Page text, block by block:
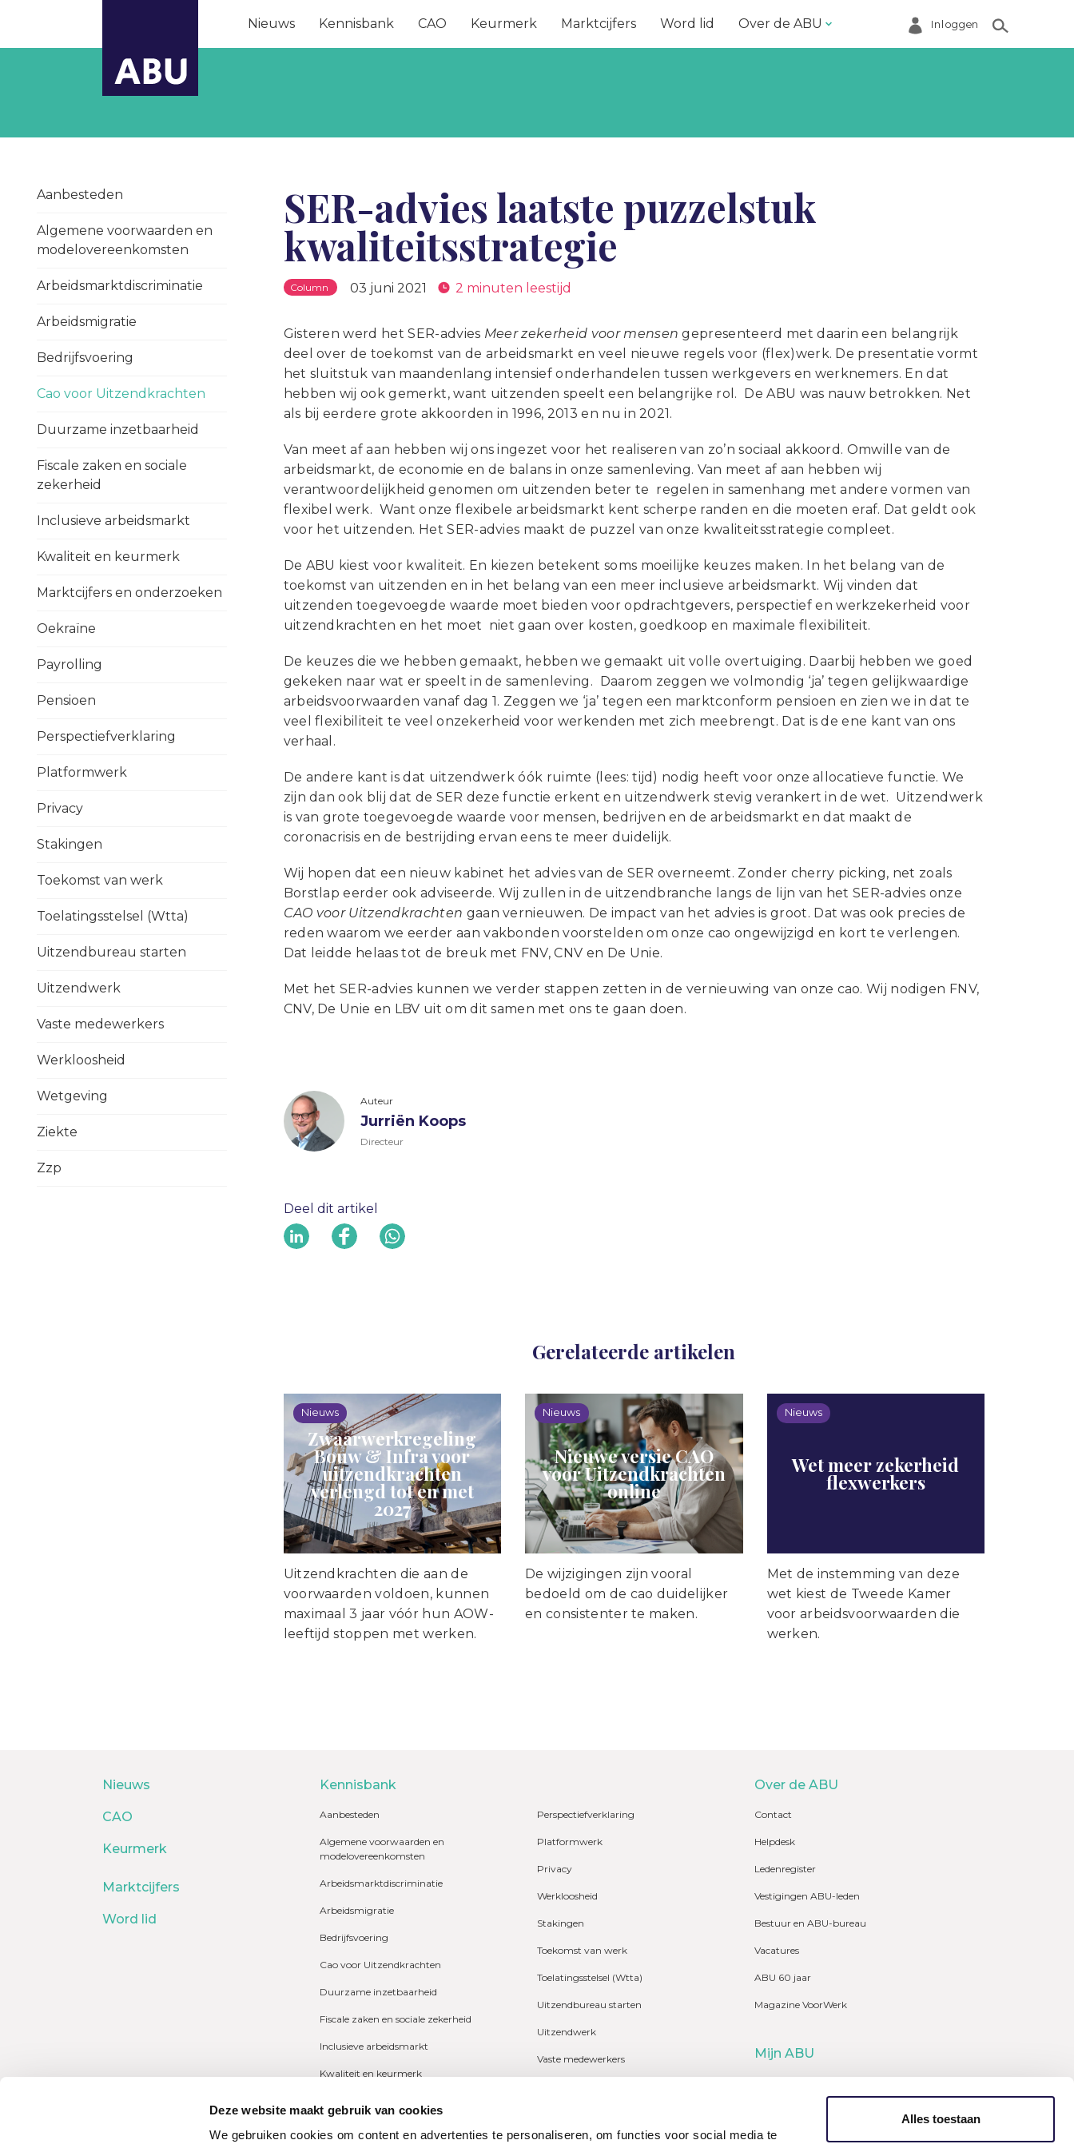
Deze website maakt gebruik van cookies
We gebruiken cookies om content en advertenties te personaliseren, om functies voor social media te
Alles toestaan
Nieuws Kennisbank CAO Keurmerk Marktcijfers Word lid Over de ABU
Helpdesk
Ledenregister
Over de ABU
Statuten en reglementen
Vacatures
Webshop
Inloggen
Aanbesteden
Algemene voorwaarden en
modelovereenkomsten
Arbeidsmarktdiscriminatie
Arbeidsmigratie
Bedrijfsvoering
Cao voor Uitzendkrachten
Duurzame inzetbaarheid
Fiscale zaken en sociale
zekerheid
Inclusieve arbeidsmarkt
Kwaliteit en keurmerk
Marktcijfers en onderzoeken
Oekraïne
Payrolling
Pensioen
Perspectiefverklaring
Platformwerk
Privacy
Stakingen
Toekomst van werk
Toelatingsstelsel (Wtta)
Uitzendbureau starten
Uitzendwerk
Vaste medewerkers
Werkloosheid
Wetgeving
Ziekte
Zzp
SER-advies laatste puzzelstuk
kwaliteitsstrategie
Column 03 juni 2021 2 minuten leestijd
Gisteren werd het SER-advies Meer zekerheid voor mensen gepresenteerd met daarin een belangrijk
deel over de toekomst van de arbeidsmarkt en veel nieuwe regels voor (flex)werk. De presentatie vormt
het sluitstuk van maandenlang intensief onderhandelen tussen werkgevers en werknemers. En dat
hebben wij ook gemerkt, want uitzenden speelt een belangrijke rol. De ABU was nauw betrokken. Net
als bij eerdere grote akkoorden in 1996, 2013 en nu in 2021.
Van meet af aan hebben wij ons ingezet voor het realiseren van zo’n sociaal akkoord. Omwille van de
arbeidsmarkt, de economie en de balans in onze samenleving. Van meet af aan hebben wij
verantwoordelijkheid genomen om uitzenden beter te regelen in samenhang met andere vormen van
flexibel werk. Want onze flexibele arbeidsmarkt kent scherpe randen en die moeten eraf. Dat geldt ook
voor het uitzenden. Het SER-advies maakt de puzzel van onze kwaliteitsstrategie compleet.
De ABU kiest voor kwaliteit. En kiezen betekent soms moeilijke keuzes maken. In het belang van de
toekomst van uitzenden en in het belang van een meer inclusieve arbeidsmarkt. Wij vinden dat
uitzenden toegevoegde waarde moet bieden voor opdrachtgevers, perspectief en werkzekerheid voor
uitzendkrachten en het moet niet gaan over kosten, goedkoop en maximale flexibiliteit.
De keuzes die we hebben gemaakt, hebben we gemaakt uit volle overtuiging. Daarbij hebben we goed
gekeken naar wat er speelt in de samenleving. Daarom zeggen we volmondig ‘ja’ tegen gelijkwaardige
arbeidsvoorwaarden vanaf dag 1. Zeggen we ‘ja’ tegen een marktconform pensioen en zien we in dat te
veel flexibiliteit te veel onzekerheid voor werkenden met zich meebrengt. Dat is de ene kant van ons
verhaal.
De andere kant is dat uitzendwerk óók ruimte (lees: tijd) nodig heeft voor onze allocatieve functie. We
zijn dan ook blij dat de SER deze functie erkent en uitzendwerk stevig verankert in de wet. Uitzendwerk
is van grote toegevoegde waarde voor mensen, bedrijven en de arbeidsmarkt en dat maakt de
coronacrisis en de bestrijding ervan eens te meer duidelijk.
Wij hopen dat een nieuw kabinet het advies van de SER overneemt. Zonder cherry picking, net zoals
Borstlap eerder ook adviseerde. Wij zullen in de uitzendbranche langs de lijn van het SER-advies onze
CAO voor Uitzendkrachten gaan vernieuwen. De impact van het advies is groot. Dat was ook precies de
reden waarom we eerder aan vakbonden voorstelden om onze cao ongewijzigd en kort te verlengen.
Dat leidde helaas tot de breuk met FNV, CNV en De Unie.
Met het SER-advies kunnen we verder stappen zetten in de vernieuwing van onze cao. Wij nodigen FNV,
CNV, De Unie en LBV uit om dit samen met ons te gaan doen.
Auteur
Jurriën Koops
Directeur
Deel dit artikel
Gerelateerde artikelen
Nieuws
Zwaarwerkregeling
Bouw & Infra voor
uitzendkrachten
verlengd tot en met
2027
Uitzendkrachten die aan de
voorwaarden voldoen, kunnen
maximaal 3 jaar vóór hun AOW-
leeftijd stoppen met werken.
Nieuws
Nieuwe versie CAO
voor Uitzendkrachten
online
De wijzigingen zijn vooral
bedoeld om de cao duidelijker
en consistenter te maken.
Nieuws
Wet meer zekerheid
flexwerkers
Met de instemming van deze
wet kiest de Tweede Kamer
voor arbeidsvoorwaarden die
werken.
Nieuws
CAO
Keurmerk
Marktcijfers
Word lid
Kennisbank
Aanbesteden
Algemene voorwaarden en
modelovereenkomsten
Arbeidsmarktdiscriminatie
Arbeidsmigratie
Bedrijfsvoering
Cao voor Uitzendkrachten
Duurzame inzetbaarheid
Fiscale zaken en sociale zekerheid
Inclusieve arbeidsmarkt
Kwaliteit en keurmerk
Perspectiefverklaring
Platformwerk
Privacy
Werkloosheid
Stakingen
Toekomst van werk
Toelatingsstelsel (Wtta)
Uitzendbureau starten
Uitzendwerk
Vaste medewerkers
Zzp
Over de ABU
Contact
Helpdesk
Ledenregister
Vestigingen ABU-leden
Bestuur en ABU-bureau
Vacatures
ABU 60 jaar
Magazine VoorWerk
Mijn ABU